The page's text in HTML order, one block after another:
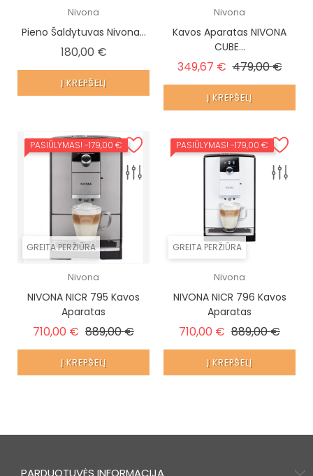
Nivona
Pieno Šaldytuvas Nivona...
180,00 €Kaina
Į KREPŠELĮ
Nivona
Kavos Aparatas NIVONA
CUBE...
349,67 € Įprasta kaina
479,00 €Kaina
Į KREPŠELĮ
GREITA PERŽIŪRA
PASIŪLYMAS! -179,00 €
Nivona
NIVONA NICR 795 Kavos
Aparatas
710,00 € Įprasta kaina
889,00 €Kaina
Į KREPŠELĮ
GREITA PERŽIŪRA
PASIŪLYMAS! -179,00 €
Nivona
NIVONA NICR 796 Kavos
Aparatas
710,00 € Įprasta kaina
889,00 €Kaina
Į KREPŠELĮ
PARDUOTUVĖS INFORMACIJA